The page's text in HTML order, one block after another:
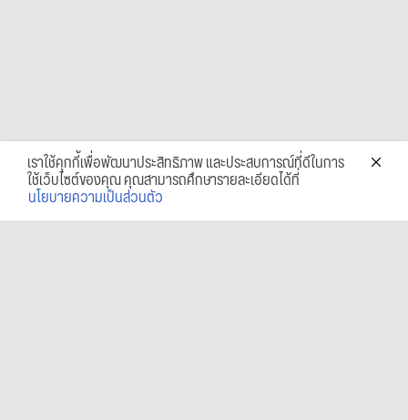
เราใช้คุกกี้เพื่อพัฒนาประสิทธิภาพ และประสบการณ์ที่ดีในการ
ใช้เว็บไซต์ของคุณ คุณสามารถศึกษารายละเอียดได้ที่
นโยบายความเป็นส่วนตัว